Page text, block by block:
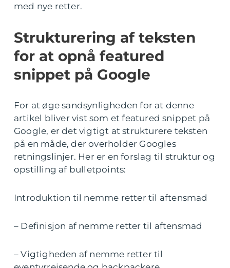
med nye retter.
Strukturering af teksten
for at opnå featured
snippet på Google
For at øge sandsynligheden for at denne
artikel bliver vist som et featured snippet på
Google, er det vigtigt at strukturere teksten
på en måde, der overholder Googles
retningslinjer. Her er en forslag til struktur og
opstilling af bulletpoints:
Introduktion til nemme retter til aftensmad
– Definisjon af nemme retter til aftensmad
– Vigtigheden af nemme retter til